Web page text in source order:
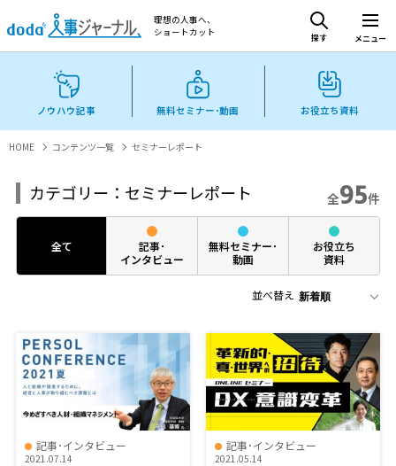
理想の人事へ、
ショートカット
探す メニュー
ノウハウ記事 無料セミナー･動画 お役立ち資料
HOME コンテンツ一覧 セミナーレポート
カテゴリー：セミナーレポート 全95件
全て
記事･
インタビュー
無料セミナー･
動画
お役立ち
資料
並べ替え
記事･インタビュー
2021.07.14
記事･インタビュー
2021.05.14